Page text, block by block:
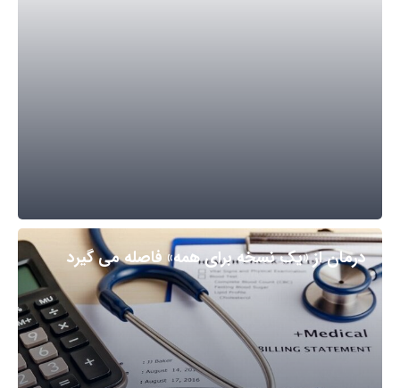
درمان از «یک نسخه برای همه» فاصله می گیرد